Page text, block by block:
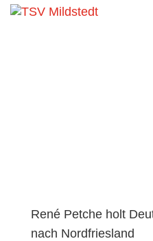
René Petche holt
nach Nordfriesland